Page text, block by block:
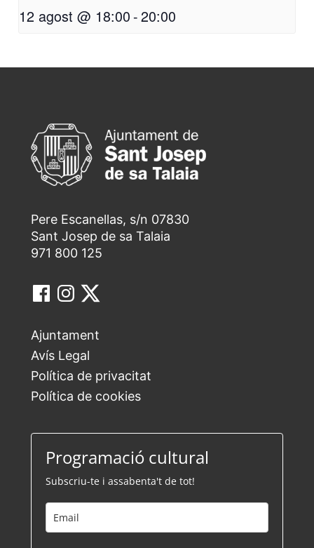
12 agost @ 18:00 -20:00
Pere Escanellas, s/n 07830
Sant Josep de sa Talaia
971 800 125
Ajuntament
Avís Legal
Política de privacitat
Política de cookies
Programació cultural
Subscriu-te i assabenta't de tot!